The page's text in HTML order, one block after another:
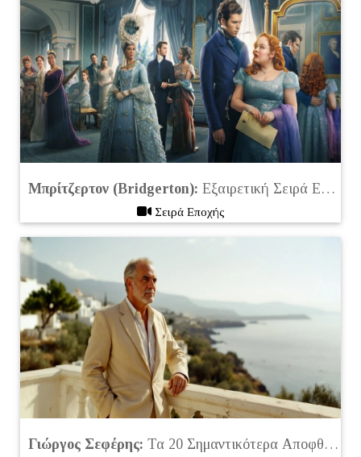
Μπρίτζερτον (Bridgerton): Εξαιρετική Σειρά Εποχής στο Netflix
Σειρά Εποχής
Γιώργος Σεφέρης: Τα 20 Σημαντικότερα Αποφθέγματα του